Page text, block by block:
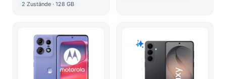
2 Zustände · 128 GB